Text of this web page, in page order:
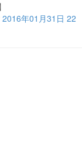
2016年01月31日 22